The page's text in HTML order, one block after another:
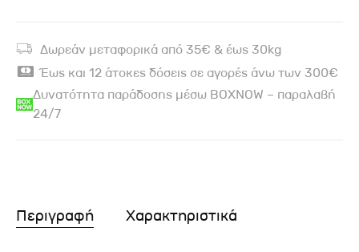
Δωρεάν μεταφορικά από 35€ & έως 30kg
Έως και 12 άτοκες δόσεις σε αγορές άνω των 300€
Δυνατότητα παράδοσης μέσω BOXNOW – παραλαβή
24/7
Περιγραφή Χαρακτηριστικά